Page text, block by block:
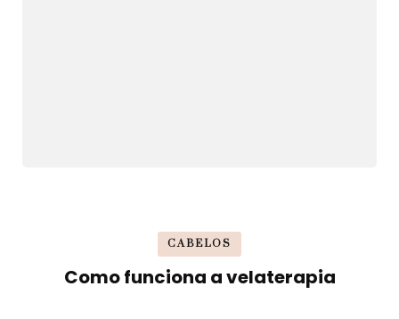
CABELOS
Como funciona a velaterapia